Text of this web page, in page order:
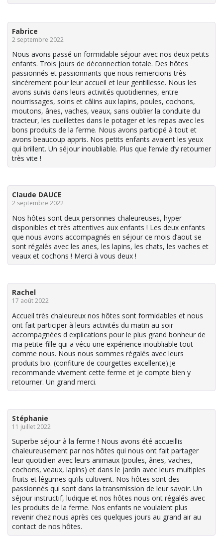
Fabrice
2 septembre 2022
Nous avons passé un formidable séjour avec nos deux petits
enfants. Trois jours de déconnection totale. Des hôtes
passionnés et passionnants que nous remercions très
sincèrement pour leur accueil et leur gentillesse. Nous les
avons suivis dans leurs activités quotidiennes, entre
nourrissages, soins et câlins aux lapins, poules, cochons,
moutons, ânes, vaches, veaux, sans oublier la conduite du
tracteur, les cueillettes dans le potager et les repas avec les
bons produits de la ferme. Nous avons participé à tout et
avons beaucoup appris. Nos petits enfants avaient les yeux
qui brillent. Un séjour inoubliable. Plus que l’envie d’y retourner
très vite !
Claude DAUCE
2 septembre 2022
Nos hôtes sont deux personnes chaleureuses, hyper
disponibles et très attentives aux enfants ! Les deux enfants
que nous avons accompagnés en séjour ce mois d’aout se
sont régalés avec les anes, les lapins, les chats, les vaches et
veaux et cochons ! Merci à vous deux !
Rachel
17 août 2022
Accueil très chaleureux nos hôtes sont formidables et nous
ont fait participer à leurs activités du matin au soir
accompagnées d explications pour le plus grand bonheur de
ma petite-fille qui a vécu une expérience inoubliable tout
comme nous. Nous nous sommes régalés avec leurs
produits bio. (confiture de courgettes excellente).Je
recommande vivement cette ferme et je compte bien y
retourner. Un grand merci.
Stéphanie
11 juillet 2022
Superbe séjour à la ferme ! Nous avons été accueillis
chaleureusement par nos hôtes qui nous ont fait partager
leur quotidien avec leurs animaux (poules, ânes, vaches,
cochons, veaux, lapins) et dans le jardin avec leurs multiples
fruits et légumes qu’ils cultivent. Nos hôtes sont des
passionnés qui sont dans la transmission de leur savoir. Un
séjour instructif, ludique et nos hôtes nous ont régalés avec
les produits de la ferme. Nos enfants ne voulaient plus
revenir chez nous après ces quelques jours au grand air au
contact de nos hôtes.